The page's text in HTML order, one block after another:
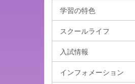
学習の特色
スクールライフ
入試情報
インフォメーション